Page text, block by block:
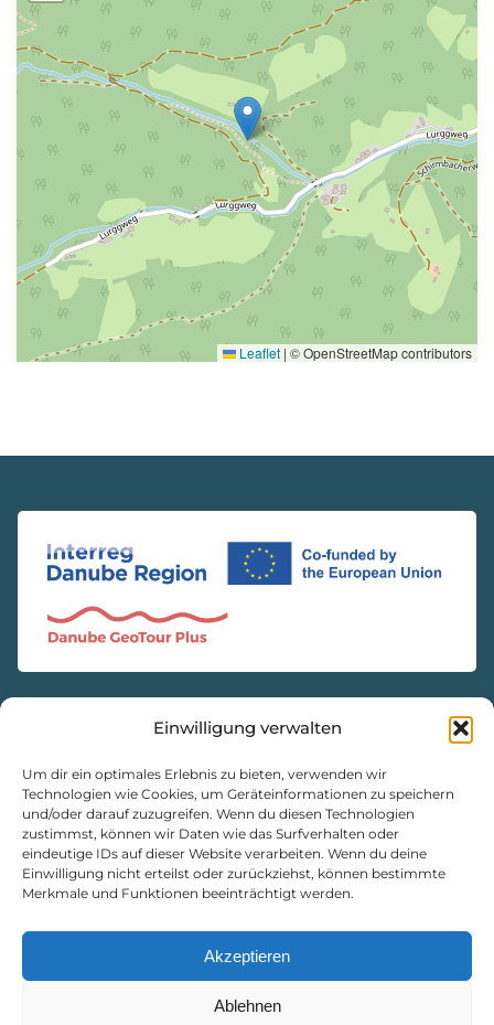
Einwilligung verwalten
Um dir ein optimales Erlebnis zu bieten, verwenden wir
Technologien wie Cookies, um Geräteinformationen zu speichern
und/oder darauf zuzugreifen. Wenn du diesen Technologien
zustimmst, können wir Daten wie das Surfverhalten oder
eindeutige IDs auf dieser Website verarbeiten. Wenn du deine
Einwilligung nicht erteilst oder zurückziehst, können bestimmte
Merkmale und Funktionen beeinträchtigt werden.
Akzeptieren
Ablehnen
Leaflet | © OpenStreetMap contributors
Natur- und Geopark Steirische Eisenwurzen GmbH
8933 St. Gallen, Markt 35
+43 3632 7714
naturpark@eisenwurzen.com
www.eisenwurzen.com
Datenschutz|Cookie-Richtlinie